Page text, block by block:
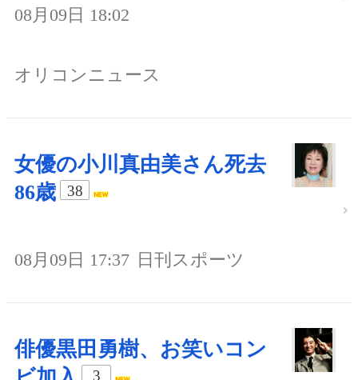
08月09日 18:02
オリコンニュース
女優の小川真由美さん死去
86歳
38
08月09日 17:37 日刊スポーツ
俳優黒田勇樹、お笑いコン
3